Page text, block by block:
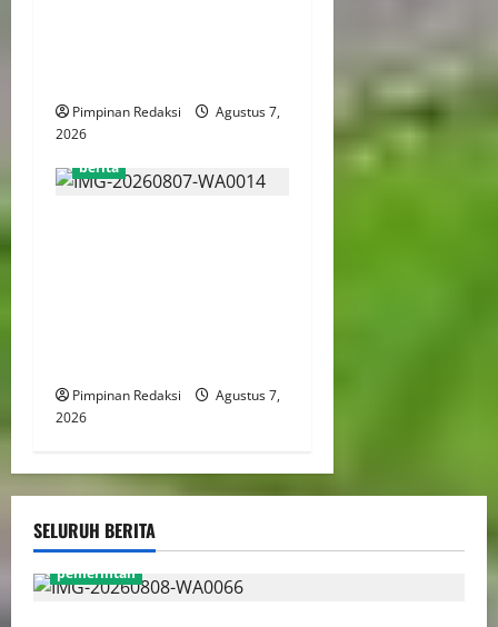
Pimpinan Redaksi
Agustus 7,
2026
berita
Pimpinan Redaksi
Agustus 7,
2026
SELURUH BERITA
pemerintah